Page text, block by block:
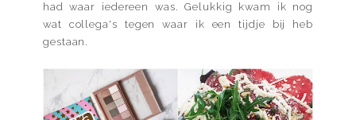
had waar iedereen was. Gelukkig kwam ik nog
wat collega's tegen waar ik een tijdje bij heb
gestaan.